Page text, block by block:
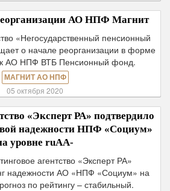
АО НПФ Магнит
«Негосударственный пенсионный
о начале реорганизации в форме
к АО НПФ ВТБ Пенсионный фонд.
МАГНИТ АО НПФ
05 октября 2020
«Эксперт РА» подтвердило
надежности НПФ «Социум»
уровне ruAА-
агентство «Эксперт РА»
надежности АО «НПФ «Социум» на
по рейтингу – стабильный.